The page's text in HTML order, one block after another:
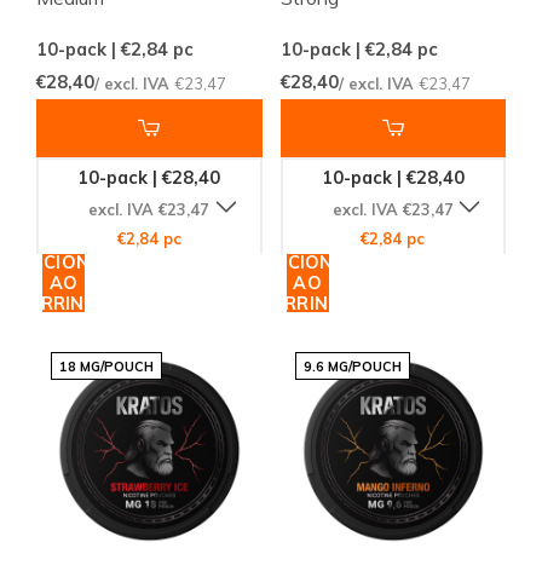
10-pack | €2,84 pc
€28,40/ excl. IVA €23,47
10-pack | €28,40
excl. IVA €23,47
€2,84 pc
ADICIONAR
AO
CARRINHO
10-pack | €2,84pc
€28,40/ excl. IVA €23,47
10-pack | €28,40
excl. IVA €23,47
€2,84 pc
ADICIONAR
AO
CARRINHO
18 MG/POUCH 9.6 MG/POUCH